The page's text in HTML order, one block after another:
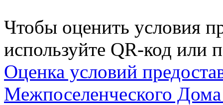
Чтобы оценить условия
используйте QR-код или
Оценка условий
Межпоселенческого